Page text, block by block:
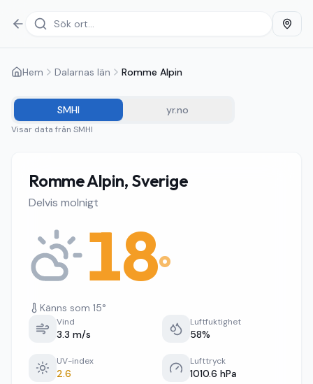
Hem Dalarnas län Romme Alpin
SMHI yr.no
Visar data från SMHI
Romme Alpin, Sverige
Delvis molnigt
18°
Känns som 15°
Vind
3.3 m/s
Luftfuktighet
58%
UV-index
2.6
Lufttryck
1010.6 hPa